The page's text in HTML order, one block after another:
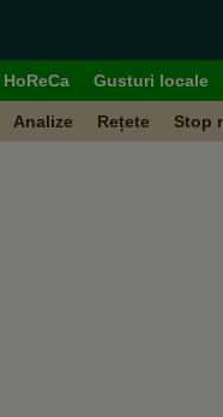
HoReCa Gusturi locale
Analize Rețete Stop